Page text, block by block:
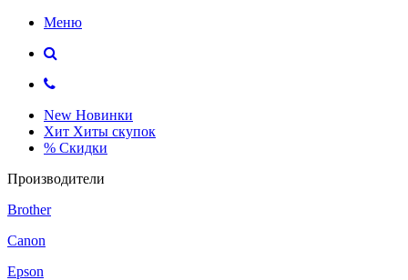
Меню
New Новинки
Хит Хиты скупок
% Скидки
Производители
Brother
Canon
Epson